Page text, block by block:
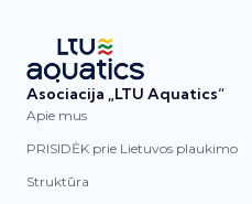
Asociacija „LTU Aquatics“
Apie mus
PRISIDĖK prie Lietuvos plaukimo
Struktūra